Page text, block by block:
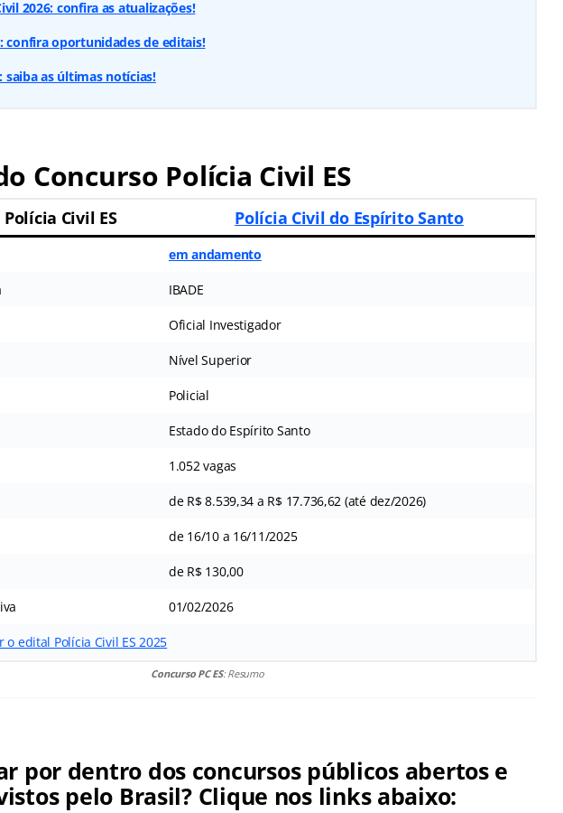
2026: confira as atualizações!
confira oportunidades de editais!
saiba as últimas notícias!
Concurso Polícia Civil ES
Polícia Civil ES Polícia Civil do Espírito Santo
em andamento
IBADE
Oficial Investigador
Nível Superior
Policial
Estado do Espírito Santo
1.052 vagas
de R$ 8.539,34 a R$ 17.736,62 (até dez/2026)
de 16/10 a 16/11/2025
de R$ 130,00
01/02/2026
edital Polícia Civil ES 2025
Concurso PC ES: Resumo
por dentro dos concursos públicos abertos e
pelo Brasil? Clique nos links abaixo: